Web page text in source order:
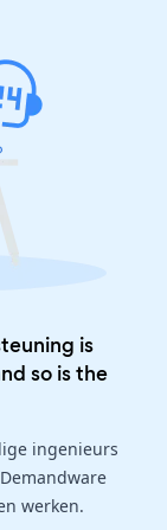
is
so is the
ingenieurs
werken.